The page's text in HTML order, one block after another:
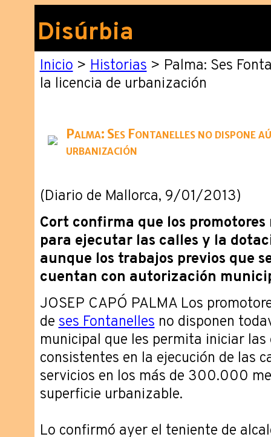
Disúrbia
Inicio>Historias> Palma: Ses
la licencia de urbanización
Palma: Ses Fontanelles no dispone
urbanización
(Diario de Mallorca, 9/01/2013)
Cort confirma que los
para ejecutar las calles y la
aunque los trabajos previos que
cuentan con autorización
JOSEP CAPÓ PALMA Los
deses Fontanellesno disponen
municipal que les permita iniciar
consistentes en la ejecución de las
servicios en los más de 300.000
superficie urbanizable.
Lo confirmó ayer el teniente de